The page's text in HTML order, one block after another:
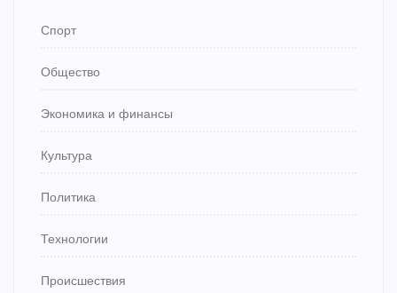
Спорт
Общество
Экономика и финансы
Культура
Политика
Технологии
Происшествия